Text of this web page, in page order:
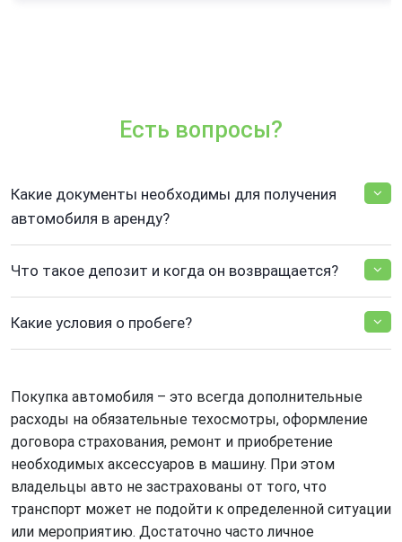
Есть вопросы?
Какие документы необходимы для получения
автомобиля в аренду?
Что такое депозит и когда он возвращается?
Какие условия о пробеге?
Покупка автомобиля – это всегда дополнительные
расходы на обязательные техосмотры, оформление
договора страхования, ремонт и приобретение
необходимых аксессуаров в машину. При этом
владельцы авто не застрахованы от того, что
транспорт может не подойти к определенной ситуации
или мероприятию. Достаточно часто личное